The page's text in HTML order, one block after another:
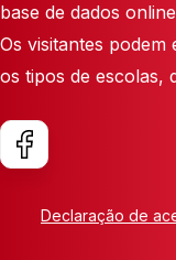
base de dados
Os visitantes
os tipos de escolas,
Declaração de